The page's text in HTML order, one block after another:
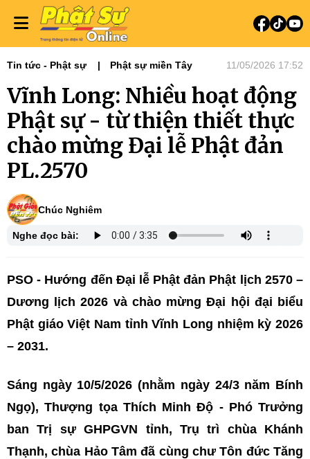
Tin tức - Phật sự Phật sự miền Tây 11/05/2026 17:52
Vĩnh Long: Nhiều hoạt động
Phật sự - từ thiện thiết thực
chào mừng Đại lễ Phật đản
PL.2570
Chúc Nghiêm
Nghe đọc bài:
PSO - Hướng đến Đại lễ Phật đản Phật lịch 2570 –
Dương lịch 2026 và chào mừng Đại hội đại biểu
Phật giáo Việt Nam tỉnh Vĩnh Long nhiệm kỳ 2026
– 2031.
Sáng ngày 10/5/2026 (nhằm ngày 24/3 năm Bính
Ngọ), Thượng tọa Thích Minh Độ - Phó Trưởng
ban Trị sự GHPGVN tỉnh, Trụ trì chùa Khánh
Thạnh, chùa Hảo Tâm đã cùng chư Tôn đức Tăng